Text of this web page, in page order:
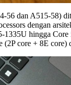
56 dan A515-58)
dengan
1335U hingga Core
(2P core + 8E core)